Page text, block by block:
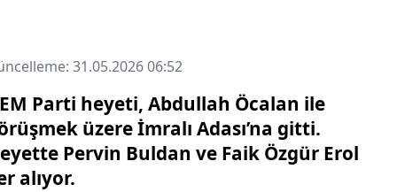
31.05.2026 06:52
Parti heyeti, Abdullah Öcalan ile
üzere İmralı Adası’na gitti.
Pervin Buldan ve Faik Özgür Erol
alıyor.